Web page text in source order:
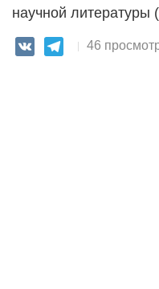
научной литературы
VK Telegram
46